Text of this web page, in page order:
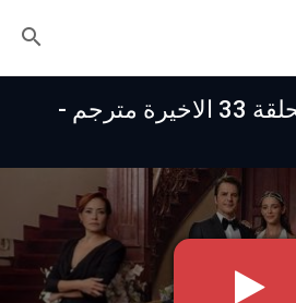
مسلسل الحسد الحلقة 33 الاخيرة مترجم -